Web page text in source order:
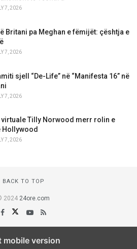
7, 2026
Britani pa Meghan e fëmijët: çështja e
7, 2026
sjell “De-Life” në “Manifesta 16” në
7, 2026
Tilly Norwood merr rolin e
Hollywood
7, 2026
BACK TO TOP
2024 24ore.com
mobile version